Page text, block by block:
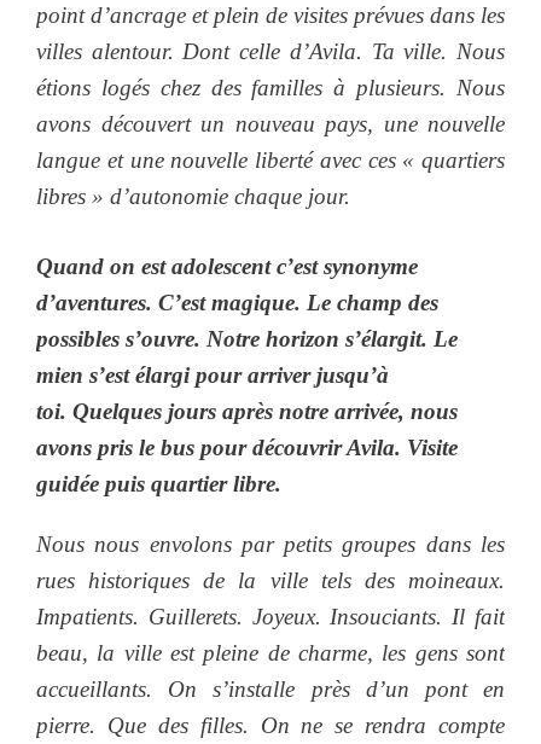
point d’ancrage et plein de visites prévues dans les
villes alentour. Dont celle d’Avila. Ta ville. Nous
étions logés chez des familles à plusieurs. Nous
avons découvert un nouveau pays, une nouvelle
langue et une nouvelle liberté avec ces « quartiers
libres » d’autonomie chaque jour.
Quand on est adolescent c’est synonyme
d’aventures. C’est magique. Le champ des
possibles s’ouvre. Notre horizon s’élargit. Le
mien s’est élargi pour arriver jusqu’à
toi. Quelques jours après notre arrivée, nous
avons pris le bus pour découvrir Avila. Visite
guidée puis quartier libre.
Nous nous envolons par petits groupes dans les
rues historiques de la ville tels des moineaux.
Impatients. Guillerets. Joyeux. Insouciants. Il fait
beau, la ville est pleine de charme, les gens sont
accueillants. On s’installe près d’un pont en
pierre. Que des filles. On ne se rendra compte